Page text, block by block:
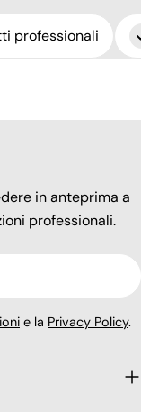
professionali
in anteprima a
professionali.
e la Privacy Policy.